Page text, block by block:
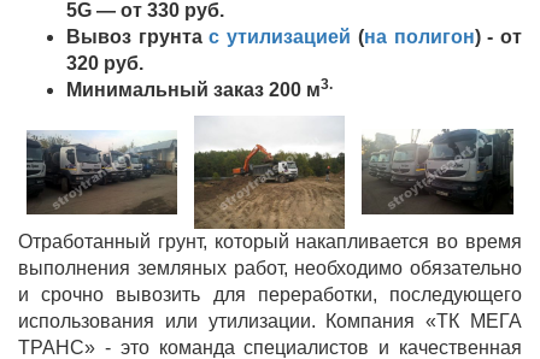
5G — от 330 руб.
Вывоз грунтас утилизацией (на полигон) - от
320 руб.
Минимальный заказ 200 м3.
Отработанный грунт, который накапливается во время
выполнения земляных работ, необходимо обязательно
и срочно вывозить для переработки, последующего
использования или утилизации. Компания «ТК МЕГА
ТРАНС» - это команда специалистов и качественная